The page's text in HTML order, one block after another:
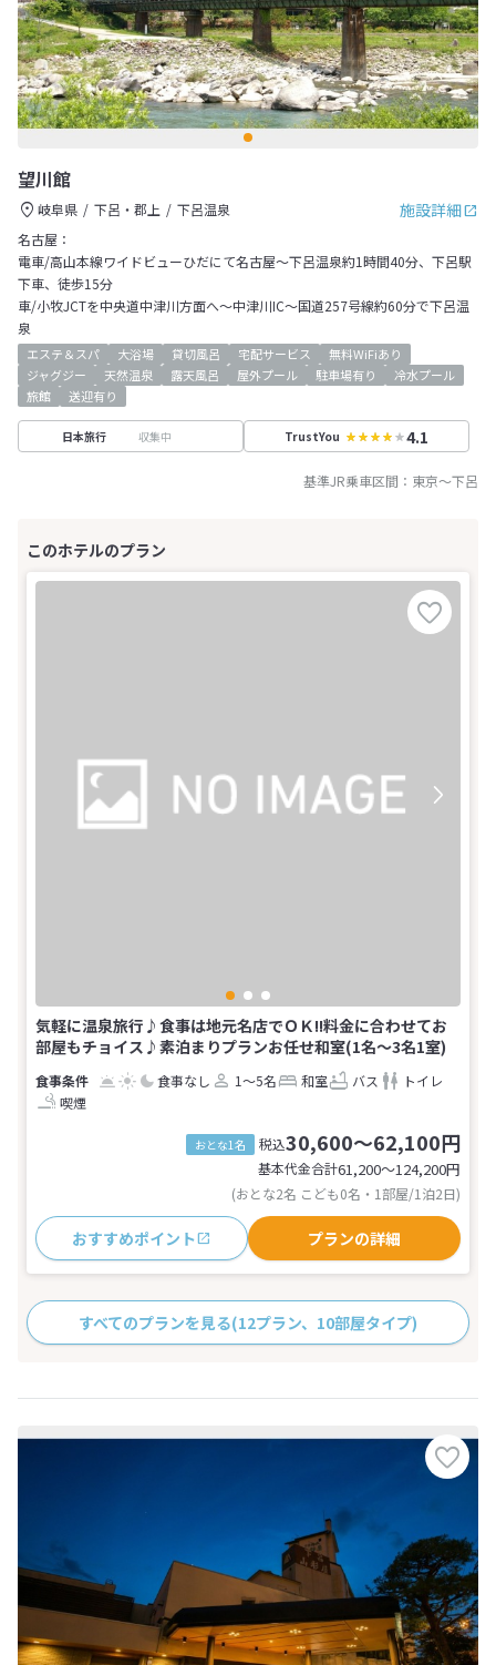
望川館
施設詳細
岐阜県 下呂・郡上
下呂温泉
名古屋：
電車/高山本線ワイドビューひだにて名古屋～下呂温泉約1時間40分、下呂駅
下車、徒歩15分
車/小牧JCTを中央道中津川方面へ～中津川IC～国道257号線約60分で下呂温
泉
エステ＆スパ 大浴場 貸切風呂 宅配サービス
無料WiFiあり
ジャグジー
天然温泉 露天風呂 屋外プール 駐車場有り
冷水プール
旅館
送迎有り
日本旅行 収集中 TrustYou 4.1
基準JR乗車区間： 東京～下呂
気軽に温泉旅行♪食事は地元名店でＯＫ!!料金に合わせてお
部屋もチョイス♪素泊まりプランお任せ和室(1名～3名1室)
食事なし 1～5名 和室 バス
トイレ
喫煙
おとな1名 税込30,600～62,100円
基本代金合計61,200〜124,200円
(おとな2名 こども0名・1部屋/1泊2日)
おすすめポイント プランの詳細
すべてのプランを見る(12プラン、10部屋タイプ)